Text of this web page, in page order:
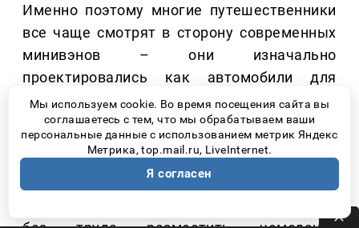
Именно поэтому многие путешественники
все чаще смотрят в сторону современных
минивэнов – они изначально
проектировались как автомобили для
длительных поездок всей семьей.
Например, в JAC RF8 третий ряд сидений
легко складывается, благодаря чему
багажное пространство можно увеличить
Мы используем cookie. Во время посещения сайта вы
соглашаетесь с тем, что мы обрабатываем ваши
персональные данные с использованием метрик Яндекс
Метрика, top.mail.ru, LiveInternet.
Я согласен